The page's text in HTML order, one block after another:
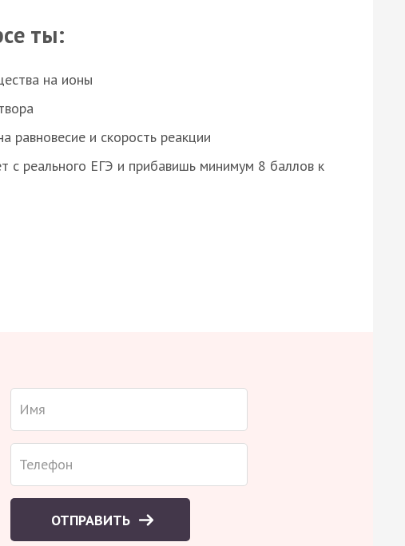
ты:
на ионы
равновесие и скорость реакции
реального ЕГЭ и прибавишь минимум 8 баллов к
ОТПРАВИТЬ